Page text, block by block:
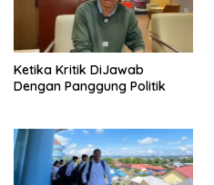
Ketika Kritik DiJawab
Dengan Panggung Politik